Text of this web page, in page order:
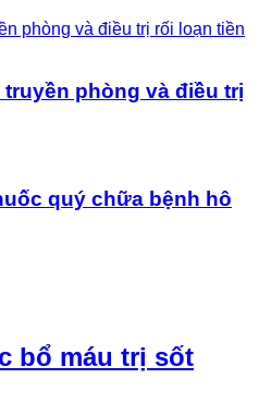
phòng và điều trị
quý chữa bệnh hô
bổ máu trị sốt